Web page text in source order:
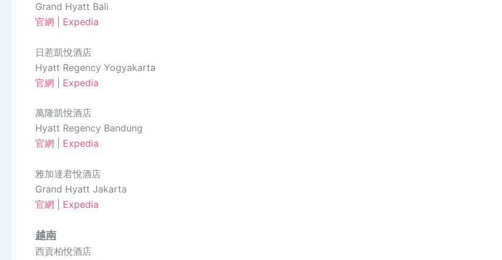
Grand Hyatt Bali
官網
Expedia
日惹凱悅酒店
Hyatt Regency Yogyakarta
官網
Expedia
萬隆凱悅酒店
Hyatt Regency Bandung
官網
Expedia
雅加達君悅酒店
Grand Hyatt Jakarta
官網
Expedia
越南
西貢柏悅酒店